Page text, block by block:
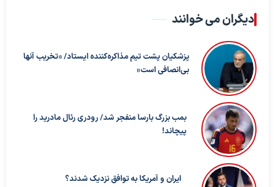
دیگران می خوانند
پزشکیان پشت تیم مذاکره‌کننده ایستاد/ «تخریب آنها
بی‌انصافی است»
بمب بزرگ بارسا منفجر شد/ رودری رئال مادرید را
پیچاند!
ایران و آمریکا به توافق نزدیک شدند؟